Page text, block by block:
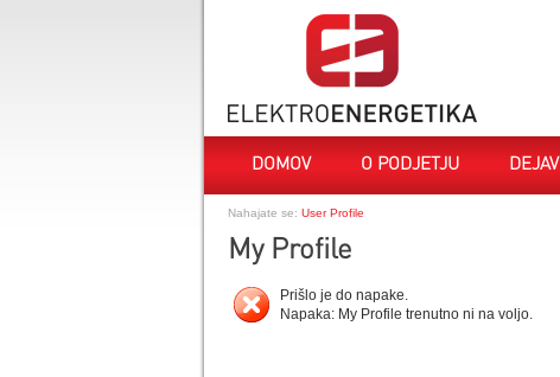
DOMOV O PODJETJU
Nahajate se: User Profile
My Profile
Prišlo je do napake.
Napaka: My Profile trenutno ni na voljo.